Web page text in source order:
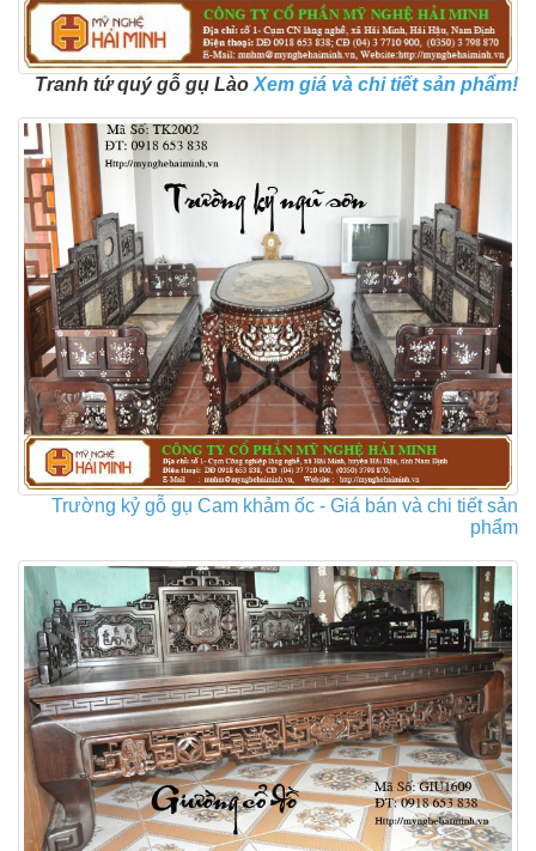
Tranh tứ quý gỗ gụ Lào Xem giá và chi tiết sản phẩm!
Trường kỷ gỗ gụ Cam khảm ốc - Giá bán và chi tiết sản
phẩm